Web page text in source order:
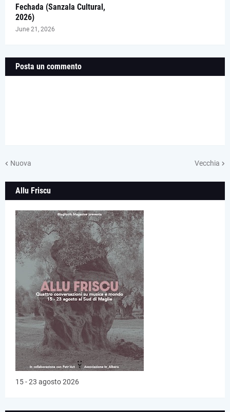
Fechada (Sanzala Cultural,
2026)
June 21, 2026
Posta un commento
Nuova Vecchia
Allu Friscu
15 - 23 agosto 2026